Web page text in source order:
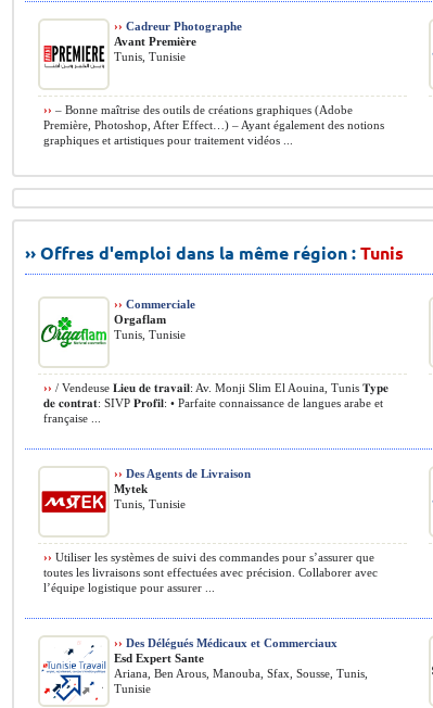
›› Cadreur Photographe
Avant Première
Tunis, Tunisie
›› – Bonne maîtrise des outils de créations graphiques (Adobe
Première, Photoshop, After Effect…) – Ayant également des notions
graphiques et artistiques pour traitement vidéos ...
›› Offres d'emploi dans la même région :Tunis
›› Commerciale
Orgaflam
Tunis, Tunisie
›› / Vendeuse 𝐋𝐢𝐞𝐮 𝐝𝐞 𝐭𝐫𝐚𝐯𝐚𝐢𝐥: Av. Monji Slim El Aouina, Tunis 𝐓𝐲𝐩𝐞
𝐝𝐞 𝐜𝐨𝐧𝐭𝐫𝐚𝐭: SIVP 𝐏𝐫𝐨𝐟𝐢𝐥: • Parfaite connaissance de langues arabe et
française ...
›› Des Agents de Livraison
Mytek
Tunis, Tunisie
›› Utiliser les systèmes de suivi des commandes pour s’assurer que
toutes les livraisons sont effectuées avec précision. Collaborer avec
l’équipe logistique pour assurer ...
›› Des Délégués Médicaux et Commerciaux
Esd Expert Sante
Ariana, Ben Arous, Manouba, Sfax, Sousse, Tunis,
Tunisie